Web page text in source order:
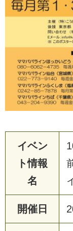
イベン
ト情報
名
開催日